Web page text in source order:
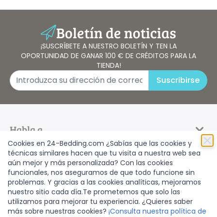
Cookies en 24-Bedding.com ¿Sabías que las cookies y
técnicas similares hacen que tu visita a nuestra web sea
aún mejor y más personalizada? Con las cookies
funcionales, nos aseguramos de que todo funcione sin
problemas. Y gracias a las cookies analíticas, mejoramos
nuestro sitio cada día.Te prometemos que solo las
utilizamos para mejorar tu experiencia. ¿Quieres saber
más sobre nuestras cookies? ¡Consulta nuestra política de
Calcetines tobillerosBoletín de noticias
¡SUSCRÍBETE A NUESTRO BOLETÍN Y TEN LA
OPORTUNIDAD DE GANAR 100 € DE CRÉDITOS PARA LA
TIENDA!
Dirección de email Suscribirse
Habla a
Información
Categorias